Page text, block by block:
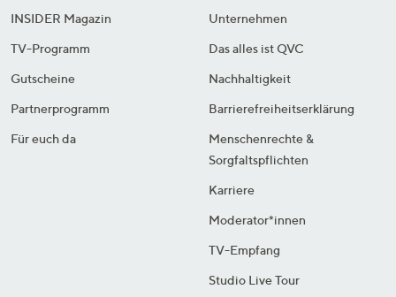
INSIDER Magazin
TV-Programm
Gutscheine
Partnerprogramm
Für euch da
Unternehmen
Das alles ist QVC
Nachhaltigkeit
Barrierefreiheitserklärung
Menschenrechte &
Sorgfaltspflichten
Karriere
Moderator*innen
TV-Empfang
Studio Live Tour